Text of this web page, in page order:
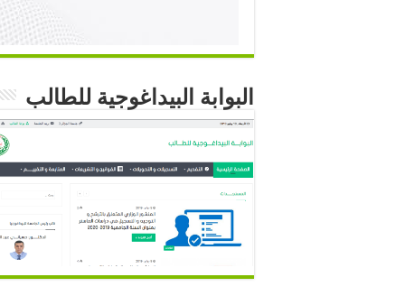
البوابة البيداغوجية للطالب